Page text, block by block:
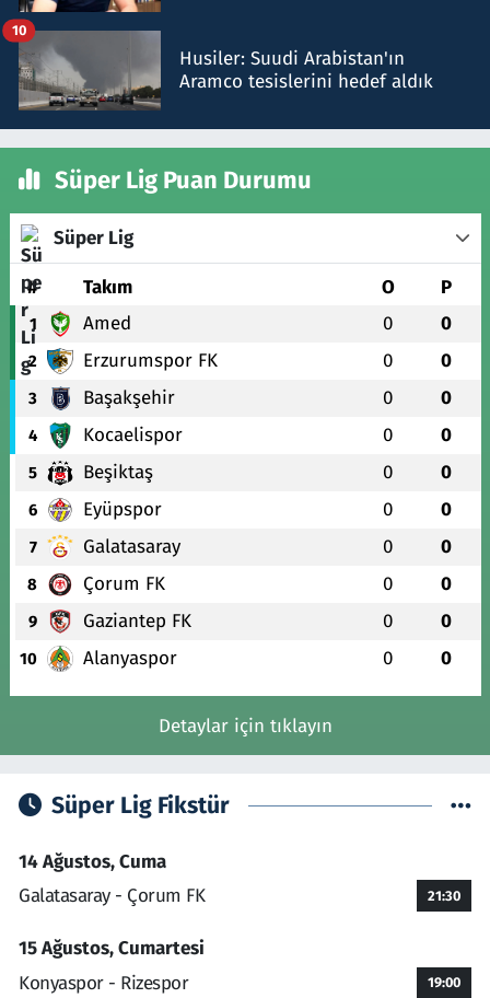
Husiler: Suudi Arabistan'ın
Aramco tesislerini hedef aldık
10
Süper Lig Puan Durumu
Süper Lig
# Takım O P
1 Amed 0 0
2 Erzurumspor FK 0 0
3 Başakşehir 0 0
4 Kocaelispor 0 0
5 Beşiktaş 0 0
6 Eyüpspor 0 0
7 Galatasaray 0 0
8 Çorum FK 0 0
9 Gaziantep FK 0 0
10 Alanyaspor 0 0
Detaylar için tıklayın
Süper Lig Fikstür
14 Ağustos, Cuma
Galatasaray - Çorum FK
21:30
15 Ağustos, Cumartesi
Konyaspor - Rizespor
19:00